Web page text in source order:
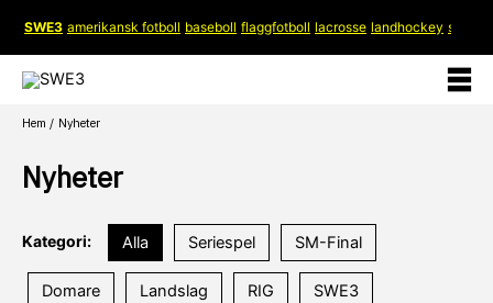
innehåll
SWE3 amerikansk fotboll baseboll flaggfotboll lacrosse landhockey softboll
Hem Nyheter
Nyheter
Kategori: Alla Seriespel SM-Final
Domare Landslag RIG SWE3